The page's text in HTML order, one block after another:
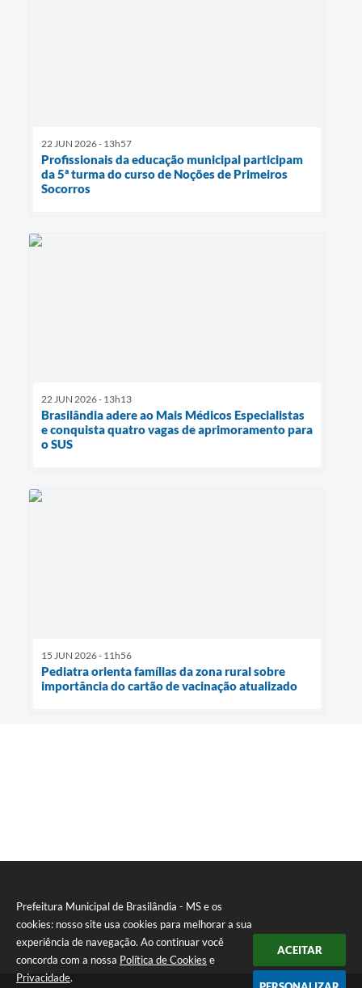
Prefeitura Municipal de Brasilândia - MS e os
cookies: nosso site usa cookies para melhorar a sua
experiência de navegação. Ao continuar você
concorda com a nossa Política de Cookies e
Privacidade.
ACEITAR
22 JUN 2026 - 13h57
Profissionais da educação municipal participam
da 5ª turma do curso de Noções de Primeiros
Socorros
22 JUN 2026 - 13h13
Brasilândia adere ao Mais Médicos Especialistas
e conquista quatro vagas de aprimoramento para
o SUS
15 JUN 2026 - 11h56
Pediatra orienta famílias da zona rural sobre
importância do cartão de vacinação atualizado